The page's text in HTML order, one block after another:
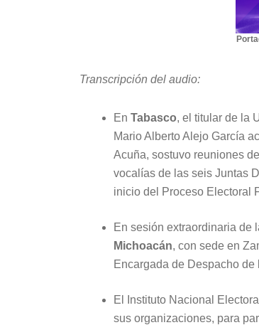
Transcripción del audio:
En Tabasco, el titular de la
Mario Alberto Alejo García
Acuña, sostuvo reuniones
vocalías de las seis Juntas
inicio del Proceso Electoral
En sesión extraordinaria de
Michoacán, con sede en
Encargada de Despacho
El Instituto Nacional
sus organizaciones, para